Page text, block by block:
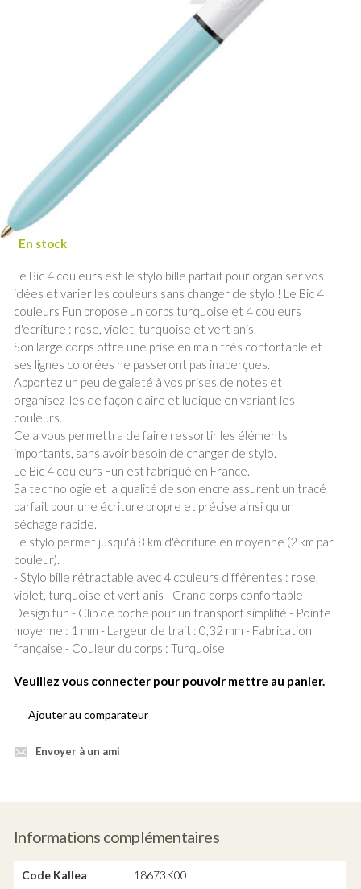
Le Bic 4 couleurs est le stylo bille parfait pour organiser vos
idées et varier les couleurs sans changer de stylo ! Le Bic 4
couleurs Fun propose un corps turquoise et 4 couleurs
d'écriture : rose, violet, turquoise et vert anis.
Son large corps offre une prise en main très confortable et
ses lignes colorées ne passeront pas inaperçues.
Apportez un peu de gaieté à vos prises de notes et
organisez-les de façon claire et ludique en variant les
couleurs.
Cela vous permettra de faire ressortir les éléments
importants, sans avoir besoin de changer de stylo.
Le Bic 4 couleurs Fun est fabriqué en France.
Sa technologie et la qualité de son encre assurent un tracé
parfait pour une écriture propre et précise ainsi qu'un
séchage rapide.
Le stylo permet jusqu'à 8 km d'écriture en moyenne (2 km par
couleur).
- Stylo bille rétractable avec 4 couleurs différentes : rose,
violet, turquoise et vert anis - Grand corps confortable -
Design fun - Clip de poche pour un transport simplifié - Pointe
moyenne : 1 mm - Largeur de trait : 0,32 mm - Fabrication
française - Couleur du corps : Turquoise
Veuillez vous connecter pour pouvoir mettre au panier.
Ajouter au comparateur
Envoyer à un ami
Informations complémentaires
Code Kallea 18673K00